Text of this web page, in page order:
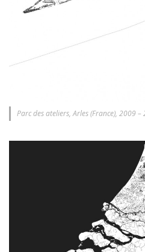
Parc des ateliers, Arles (France), 2009